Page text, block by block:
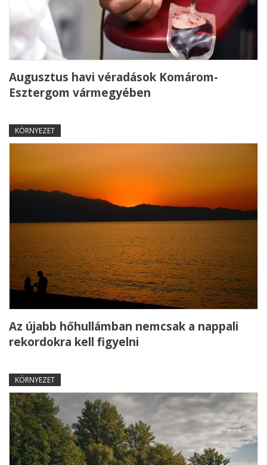
Augusztus havi véradások Komárom-
Esztergom vármegyében
KÖRNYEZET
Az újabb hőhullámban nemcsak a nappali
rekordokra kell figyelni
KÖRNYEZET